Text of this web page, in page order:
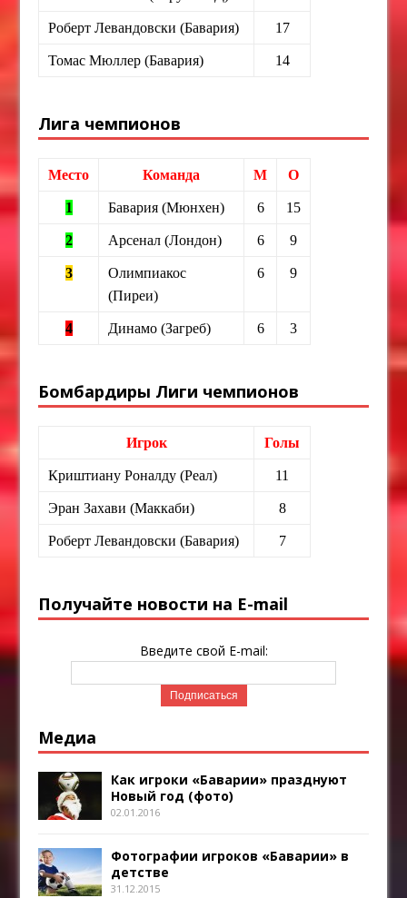
Роберт Левандовски (Бавария) 17
Томас Мюллер (Бавария) 14
Лига чемпионов
Место Команда М О
1 Бавария (Мюнхен) 6 15
2 Арсенал (Лондон) 6 9
3
Олимпиакос
(Пиреи)
6 9
4 Динамо (Загреб) 6 3
Бомбардиры Лиги чемпионов
Игрок Голы
Криштиану Роналду (Реал) 11
Эран Захави (Маккаби) 8
Роберт Левандовски (Бавария) 7
Получайте новости на E-mail
Введите свой E-mail:
Медиа
Как игроки «Баварии» празднуют
Новый год (фото)
02.01.2016
Фотографии игроков «Баварии» в
детстве
31.12.2015